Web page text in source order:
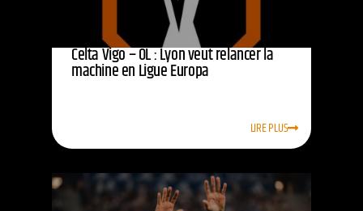
Celta Vigo – OL : Lyon veut relancer la
machine en Ligue Europa
LIRE PLUS